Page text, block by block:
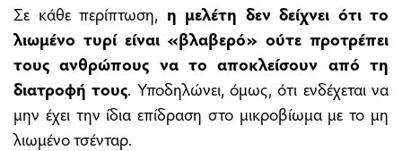
Σε κάθε περίπτωση, η μελέτη δεν δείχνει ότι το
λιωμένο τυρί είναι «βλαβερό» ούτε προτρέπει
τους ανθρώπους να το αποκλείσουν από τη
διατροφή τους. Υποδηλώνει, όμως, ότι ενδέχεται να
μην έχει την ίδια επίδραση στο μικροβίωμα με το μη
λιωμένο τσένταρ.